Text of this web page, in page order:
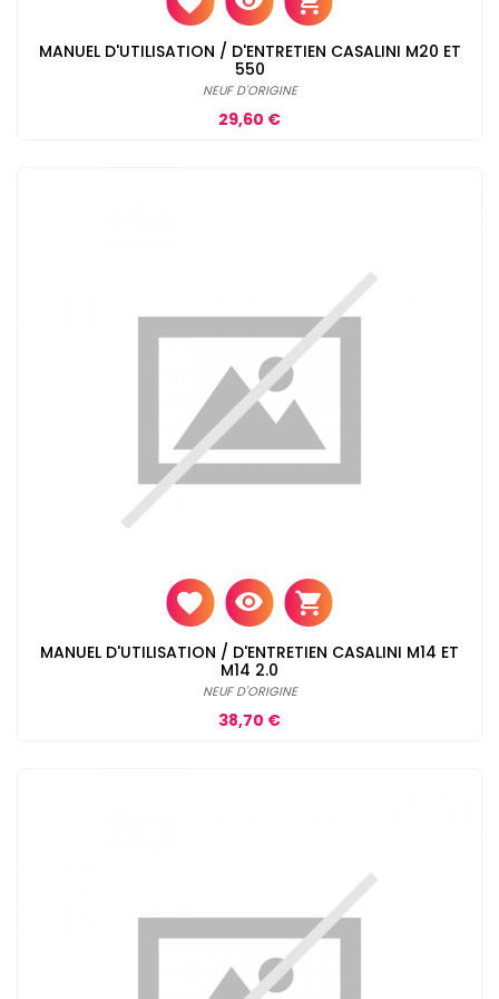
MANUEL D'UTILISATION / D'ENTRETIEN CASALINI M20 ET
550
NEUF D'ORIGINE
Prix
29,60 €
MANUEL D'UTILISATION / D'ENTRETIEN CASALINI M14 ET
M14 2.0
NEUF D'ORIGINE
Prix
38,70 €